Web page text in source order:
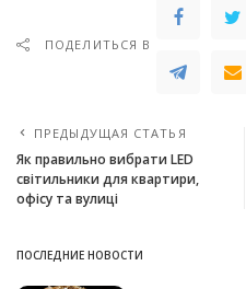
ПОДЕЛИТЬСЯ В
ПРЕДЫДУЩАЯ СТАТЬЯ
Як правильно вибрати LED
світильники для квартири,
офісу та вулиці
ПОСЛЕДНИЕ НОВОСТИ